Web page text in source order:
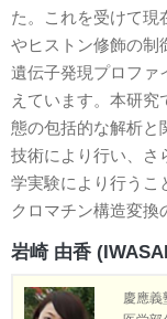
た。これを受けて現
やヒストン修飾の制
遺伝子発現プロファ
えています。本研
態の包括的な解析と
技術により行い、さ
学実験により行うこ
クロマチン構造変換
岩崎 由香
慶應義